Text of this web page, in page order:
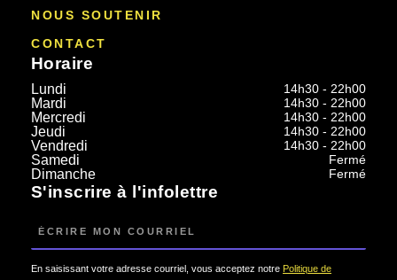
NOUS SOUTENIR
CONTACT
Horaire
Lundi 14h30 - 22h00
Mardi 14h30 - 22h00
Mercredi 14h30 - 22h00
Jeudi 14h30 - 22h00
Vendredi 14h30 - 22h00
Samedi Fermé
Dimanche Fermé
S'inscrire à l'infolettre
En saisissant votre adresse courriel, vous acceptez notre Politique de